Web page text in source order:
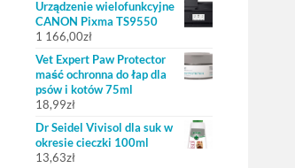
Urządzenie wielofunkcyjne
CANON Pixma TS9550
1 166,00zł
Vet Expert Paw Protector
maść ochronna do łap dla
psów i kotów 75ml
18,99zł
Dr Seidel Vivisol dla suk w
okresie cieczki 100ml
13,63zł